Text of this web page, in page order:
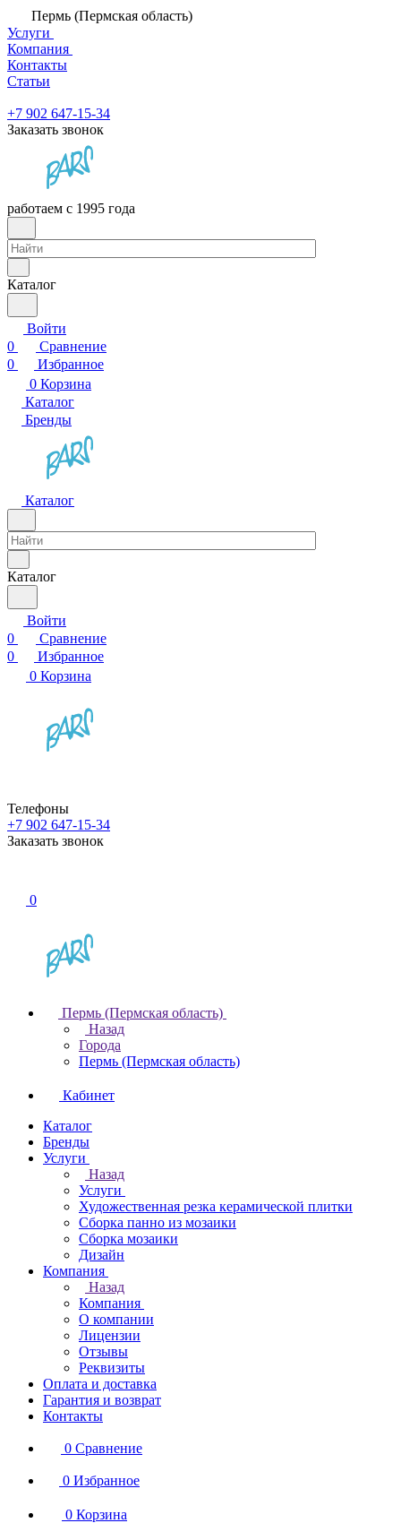
Пермь (Пермская область)
Услуги
Компания
Контакты
Статьи
+7 902 647-15-34
Заказать звонок
работаем с 1995 года
Каталог
Войти
0
Сравнение
0
Избранное
0 Корзина
Каталог
Бренды
Каталог
Каталог
Войти
0
Сравнение
0
Избранное
0 Корзина
Телефоны
+7 902 647-15-34
Заказать звонок
0
Пермь (Пермская область)
Назад
Города
Пермь (Пермская область)
Кабинет
Каталог
Бренды
Услуги
Назад
Услуги
Художественная резка керамической плитки
Сборка панно из мозаики
Сборка мозаики
Дизайн
Компания
Назад
Компания
О компании
Лицензии
Отзывы
Реквизиты
Оплата и доставка
Гарантия и возврат
Контакты
0 Сравнение
0 Избранное
0 Корзина